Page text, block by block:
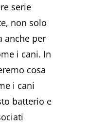
serie
non solo
anche per
i cani. In
cosa
i cani
batterio e